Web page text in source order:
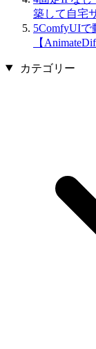
築して自宅
5ComfyUIで
【
カテゴリー